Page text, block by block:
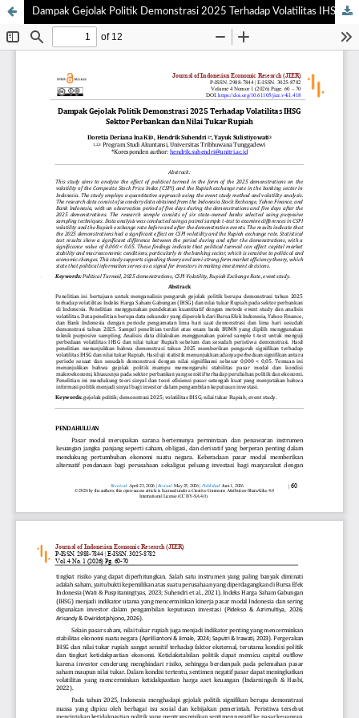
Dampak Gejolak Politik Demonstrasi 2025 Terhadap Volatilitas IHSG Sektor Perbankan dan Nilai Tukar Rupiah